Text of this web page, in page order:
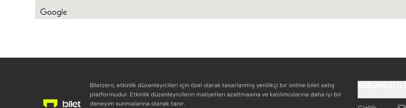
Biletzero, etkinlik düzenleyicileri için özel olarak tasarlanmış yenilikçi bir online bilet satış
platformudur. Etkinlik düzenleyicilerin maliyetleri azaltmasına ve katılımcılarına daha iyi bir
deneyim sunmalarına olanak tanır.